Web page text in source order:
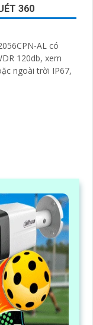
360
AL có
120db, xem
ngoài trời IP67,